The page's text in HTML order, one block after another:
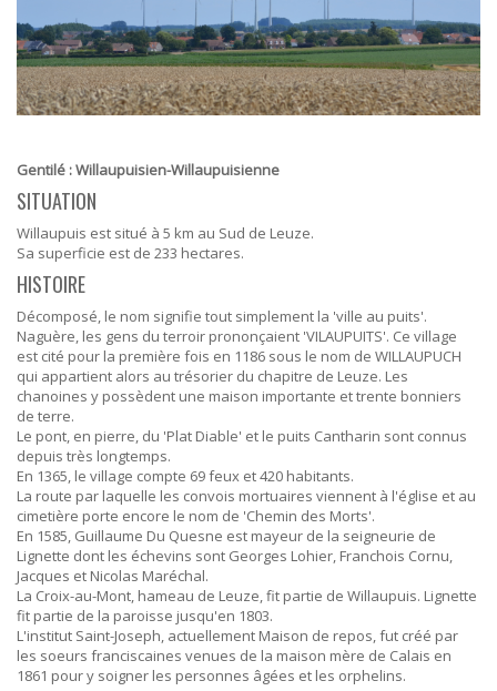
Gentilé : Willaupuisien-Willaupuisienne
SITUATION
Willaupuis est situé à 5 km au Sud de Leuze.
Sa superficie est de 233 hectares.
HISTOIRE
Décomposé, le nom signifie tout simplement la 'ville au puits'.
Naguère, les gens du terroir prononçaient 'VILAUPUITS'. Ce village
est cité pour la première fois en 1186 sous le nom de WILLAUPUCH
qui appartient alors au trésorier du chapitre de Leuze. Les
chanoines y possèdent une maison importante et trente bonniers
de terre.
Le pont, en pierre, du 'Plat Diable' et le puits Cantharin sont connus
depuis très longtemps.
En 1365, le village compte 69 feux et 420 habitants.
La route par laquelle les convois mortuaires viennent à l'église et au
cimetière porte encore le nom de 'Chemin des Morts'.
En 1585, Guillaume Du Quesne est mayeur de la seigneurie de
Lignette dont les échevins sont Georges Lohier, Franchois Cornu,
Jacques et Nicolas Maréchal.
La Croix-au-Mont, hameau de Leuze, fit partie de Willaupuis. Lignette
fit partie de la paroisse jusqu'en 1803.
L'institut Saint-Joseph, actuellement Maison de repos, fut créé par
les soeurs franciscaines venues de la maison mère de Calais en
1861 pour y soigner les personnes âgées et les orphelins.